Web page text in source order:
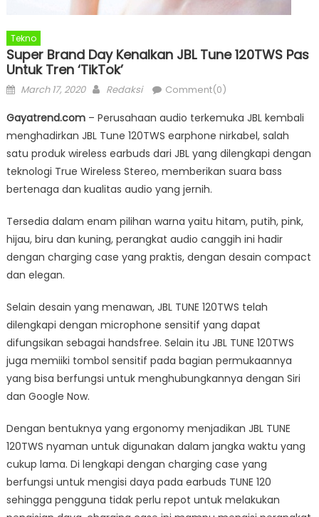
Tekno
Super Brand Day Kenalkan JBL Tune 120TWS Pas
Untuk Tren ‘TikTok’
Posted
March 17, 2020 Author
Redaksi Comment(0)
Gayatrend.com – Perusahaan audio terkemuka JBL kembali
menghadirkan JBL Tune 120TWS earphone nirkabel, salah
satu produk wireless earbuds dari JBL yang dilengkapi dengan
teknologi True Wireless Stereo, memberikan suara bass
bertenaga dan kualitas audio yang jernih.
Tersedia dalam enam pilihan warna yaitu hitam, putih, pink,
hijau, biru dan kuning, perangkat audio canggih ini hadir
dengan charging case yang praktis, dengan desain compact
dan elegan.
Selain desain yang menawan, JBL TUNE 120TWS telah
dilengkapi dengan microphone sensitif yang dapat
difungsikan sebagai handsfree. Selain itu JBL TUNE 120TWS
juga memiiki tombol sensitif pada bagian permukaannya
yang bisa berfungsi untuk menghubungkannya dengan Siri
dan Google Now.
Dengan bentuknya yang ergonomy menjadikan JBL TUNE
120TWS nyaman untuk digunakan dalam jangka waktu yang
cukup lama. Di lengkapi dengan charging case yang
berfungsi untuk mengisi daya pada earbuds TUNE 120
sehingga pengguna tidak perlu repot untuk melakukan